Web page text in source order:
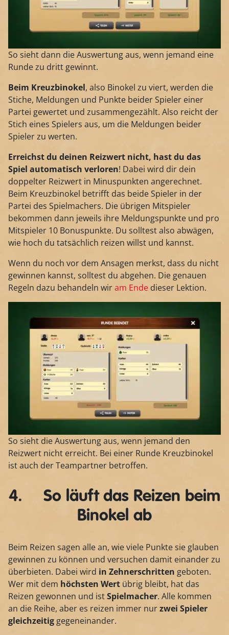
So sieht dann die Auswertung aus, wenn jemand eine
Runde zu dritt gewinnt.
Beim Kreuzbinokel, also Binokel zu viert, werden die
Stiche, Meldungen und Punkte beider Spieler einer
Partei gewertet und zusammengezählt. Also reicht der
Stich eines Spielers aus, um die Meldungen beider
Spieler zu werten.
Erreichst du deinen Reizwert nicht, hast du das
Spiel automatisch verloren! Dabei wird dir dein
doppelter Reizwert in Minuspunkten angerechnet.
Beim Kreuzbinokel betrifft das beide Spieler in der
Partei des Spielmachers. Die übrigen Mitspieler
bekommen dann jeweils ihre Meldungspunkte und pro
Mitspieler 10 Bonuspunkte. Du solltest also abwägen,
wie hoch du tatsächlich reizen willst und kannst.
Wenn du noch vor dem Ansagen merkst, dass du nicht
gewinnen kannst, solltest du abgehen. Die genauen
Regeln dazu behandeln wiram Ende dieser Lektion.
So sieht die Auswertung aus, wenn jemand den
Reizwert nicht erreicht. Bei einer Runde Kreuzbinokel
ist auch der Teampartner betroffen.
4. So läuft das Reizen beim
Binokel ab
Beim Reizen sagen alle an, wie viele Punkte sie glauben
gewinnen zu können und versuchen damit einander zu
überbieten. Dabei wird in Zehnerschritten geboten.
Wer mit dem höchsten Wert übrig bleibt, hat das
Reizen gewonnen und istSpielmacher. Alle kommen
an die Reihe, aber es reizen immer nurzwei Spieler
gleichzeitig gegeneinander.